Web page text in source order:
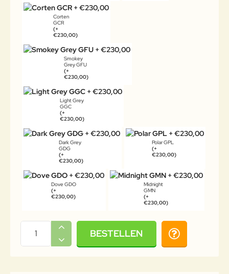
Corten
GCR
(+
€230,00)
Smokey
Grey GFU
(+
€230,00)
Light Grey
GGC
(+
€230,00)
Dark Grey
GDG
(+
€230,00)
Polar GPL
(+
€230,00)
Dove GDO
(+
€230,00)
Midnight
GMN
(+
€230,00)
BESTELLEN